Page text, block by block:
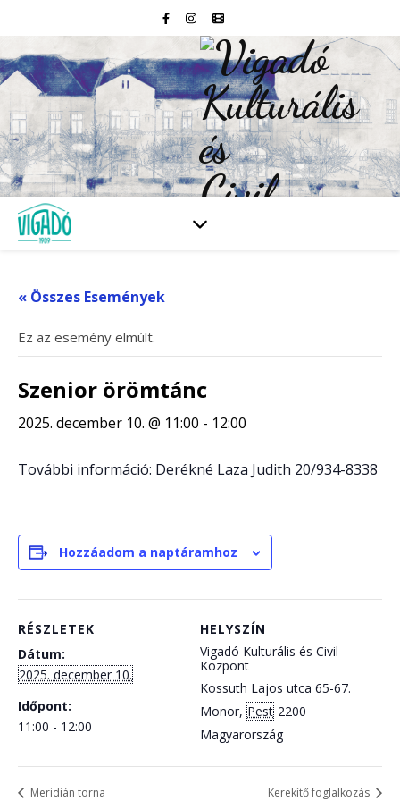
« Összes Események
Ez az esemény elmúlt.
Szenior örömtánc
2025. december 10. @ 11:00 - 12:00
További információ: Derékné Laza Judith 20/934-8338
Hozzáadom a naptáramhoz
RÉSZLETEK
Dátum:
2025. december 10.
Időpont:
11:00 - 12:00
HELYSZÍN
Vigadó Kulturális és Civil
Központ
Kossuth Lajos utca 65-67.
Monor, Pest 2200
Magyarország
Meridián torna Kerekítő foglalkozás